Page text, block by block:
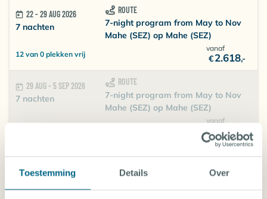
Toestemming Details Over
22 - 29 AUG 2026
7 nachten
ROUTE
7-night program from May to Nov
Mahe (SEZ) op Mahe (SEZ)
vanaf
€2.618,-
12 van 0 plekken vrij
29 AUG - 5 SEP 2026
7 nachten
ROUTE
7-night program from May to Nov
Mahe (SEZ) op Mahe (SEZ)
vanaf
€ 2.618
7 nachten
7-night program from May to Nov
Mahe (SEZ) op Mahe (SEZ)